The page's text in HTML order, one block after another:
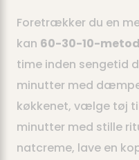
Foretrækker du en
kan 60-30-10-
time inden sengetid
minutter med
køkkenet, vælge tøj
minutter med stille
natcreme, lave en